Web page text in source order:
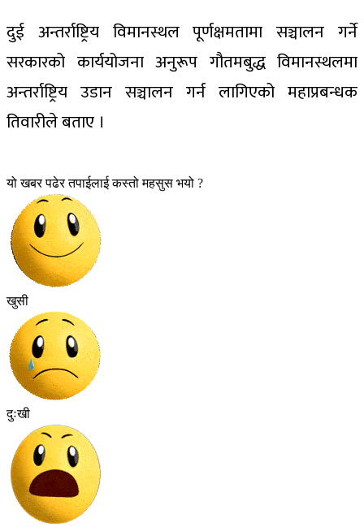
दुई अन्तर्राष्ट्रिय विमानस्थल पूर्णक्षमतामा सञ्चालन गर्ने
सरकारको कार्ययोजना अनुरूप गौतमबुद्ध विमानस्थलमा
अन्तर्राष्ट्रिय उडान सञ्चालन गर्न लागिएको महाप्रबन्धक
तिवारीले बताए ।
यो खबर पढेर तपाईलाई कस्तो महसुस भयो ?
खुसी
दुःखी